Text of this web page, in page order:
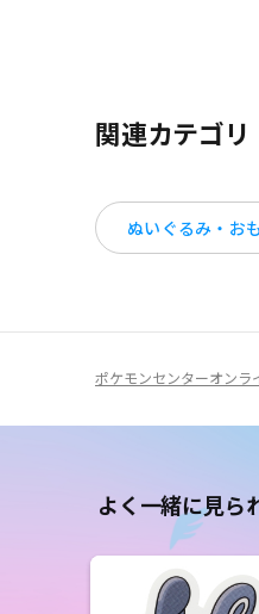
関連カテゴリ
ぬいぐるみ・お
ポケモンセンターオンラ
よく一緒に見ら